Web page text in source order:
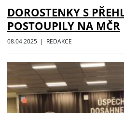
DOROSTENKY S
POSTOUPILY NA MČR
08.04.2025 | REDAKCE